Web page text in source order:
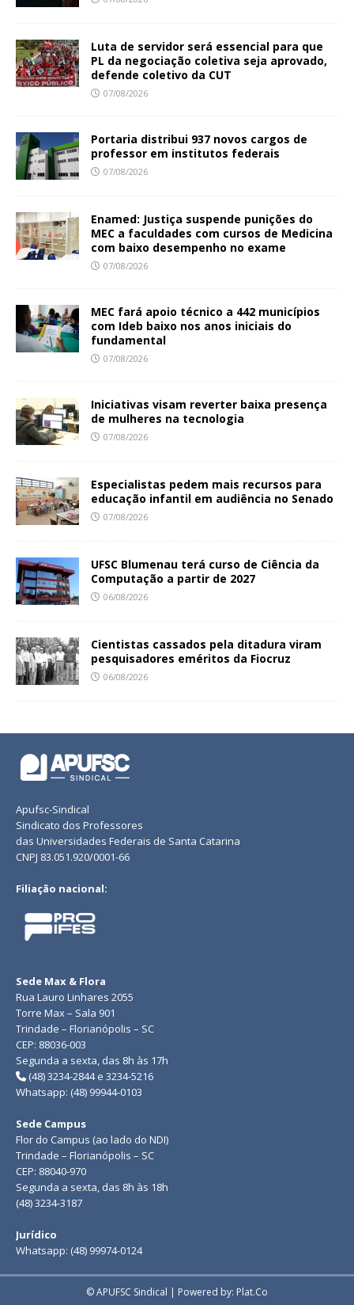
Luta de servidor será essencial para que
PL da negociação coletiva seja aprovado,
defende coletivo da CUT
07/08/2026
Portaria distribui 937 novos cargos de
professor em institutos federais
07/08/2026
Enamed: Justiça suspende punições do
MEC a faculdades com cursos de Medicina
com baixo desempenho no exame
07/08/2026
MEC fará apoio técnico a 442 municípios
com Ideb baixo nos anos iniciais do
fundamental
07/08/2026
Iniciativas visam reverter baixa presença
de mulheres na tecnologia
07/08/2026
Especialistas pedem mais recursos para
educação infantil em audiência no Senado
07/08/2026
UFSC Blumenau terá curso de Ciência da
Computação a partir de 2027
06/08/2026
Cientistas cassados pela ditadura viram
pesquisadores eméritos da Fiocruz
06/08/2026
Apufsc-Sindical
Sindicato dos Professores
das Universidades Federais de Santa Catarina
CNPJ 83.051.920/0001-66
Filiação nacional:
Sede Max & Flora
Rua Lauro Linhares 2055
Torre Max – Sala 901
Trindade – Florianópolis – SC
CEP: 88036-003
Segunda a sexta, das 8h às 17h
(48) 3234-2844 e 3234-5216
Whatsapp: (48) 99944-0103
Sede Campus
Flor do Campus (ao lado do NDI)
Trindade – Florianópolis – SC
CEP: 88040-970
Segunda a sexta, das 8h às 18h
(48) 3234-3187
Jurídico
Whatsapp: (48) 99974-0124
© APUFSC Sindical | Powered by: Plat.Co